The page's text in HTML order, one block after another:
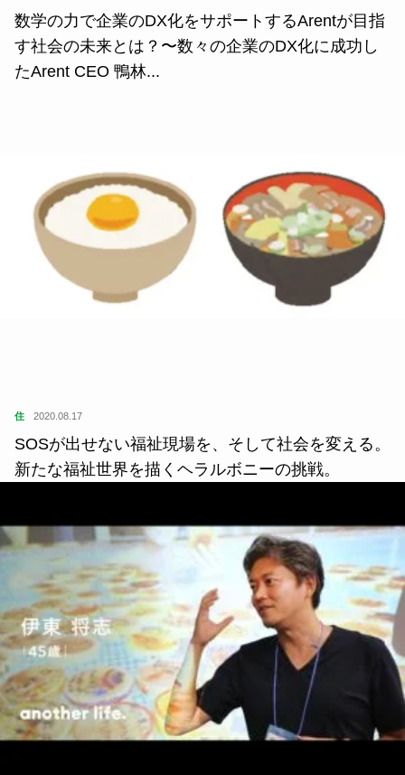
数学の力で企業のDX化をサポートするArentが目指
す社会の未来とは？〜数々の企業のDX化に成功し
たArent CEO 鴨林...
住 2020.08.17
SOSが出せない福祉現場を、そして社会を変える。
新たな福祉世界を描くヘラルボニーの挑戦。